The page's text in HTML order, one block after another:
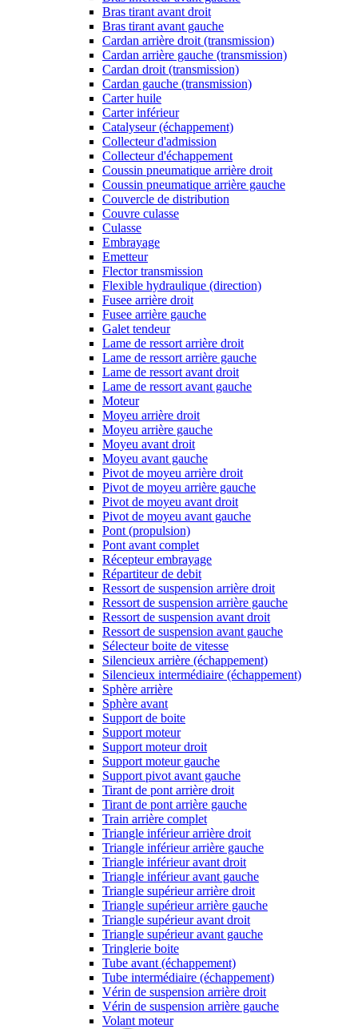
Bras tirant avant droit
Bras tirant avant gauche
Cardan arrière droit (transmission)
Cardan arrière gauche (transmission)
Cardan droit (transmission)
Cardan gauche (transmission)
Carter huile
Carter inférieur
Catalyseur (échappement)
Collecteur d'admission
Collecteur d'échappement
Coussin pneumatique arrière droit
Coussin pneumatique arrière gauche
Couvercle de distribution
Couvre culasse
Culasse
Embrayage
Emetteur
Flector transmission
Flexible hydraulique (direction)
Fusee arrière droit
Fusee arrière gauche
Galet tendeur
Lame de ressort arrière droit
Lame de ressort arrière gauche
Lame de ressort avant droit
Lame de ressort avant gauche
Moteur
Moyeu arrière droit
Moyeu arrière gauche
Moyeu avant droit
Moyeu avant gauche
Pivot de moyeu arrière droit
Pivot de moyeu arrière gauche
Pivot de moyeu avant droit
Pivot de moyeu avant gauche
Pont (propulsion)
Pont avant complet
Récepteur embrayage
Répartiteur de debit
Ressort de suspension arrière droit
Ressort de suspension arrière gauche
Ressort de suspension avant droit
Ressort de suspension avant gauche
Sélecteur boite de vitesse
Silencieux arrière (échappement)
Silencieux intermédiaire (échappement)
Sphère arrière
Sphère avant
Support de boite
Support moteur
Support moteur droit
Support moteur gauche
Support pivot avant gauche
Tirant de pont arrière droit
Tirant de pont arrière gauche
Train arrière complet
Triangle inférieur arrière droit
Triangle inférieur arrière gauche
Triangle inférieur avant droit
Triangle inférieur avant gauche
Triangle supérieur arrière droit
Triangle supérieur arrière gauche
Triangle supérieur avant droit
Triangle supérieur avant gauche
Tringlerie boite
Tube avant (échappement)
Tube intermédiaire (échappement)
Vérin de suspension arrière droit
Vérin de suspension arrière gauche
Volant moteur